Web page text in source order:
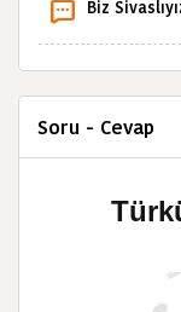
Biz
Soru - Cevap